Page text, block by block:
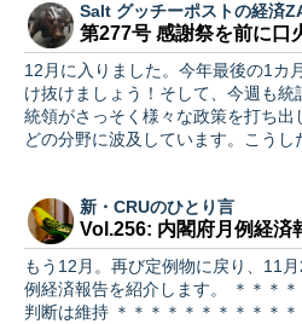
Salt グッチーポストの経済
第277号 感謝祭を前に口
12月に入りました。今年最後の1カ
け抜けましょう！そして、今週も
統領がさっそく様々な政策を打ち
どの分野に波及しています。こうし
新・CRUのひとり言
Vol.256: 内閣府月例経済
もう12月。再び定例物に戻り、11
例経済報告を紹介します。 ＊＊＊＊＊＊＊＊＊＊＊ 現状の基調
判断は維持 ＊＊＊＊＊＊＊＊＊＊＊ 現状の基調判断は維持され